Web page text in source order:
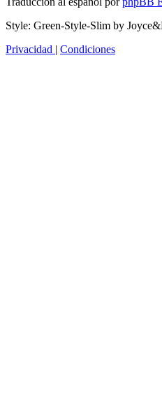
Style: Green-Style-Slim by
Privacidad | Condiciones